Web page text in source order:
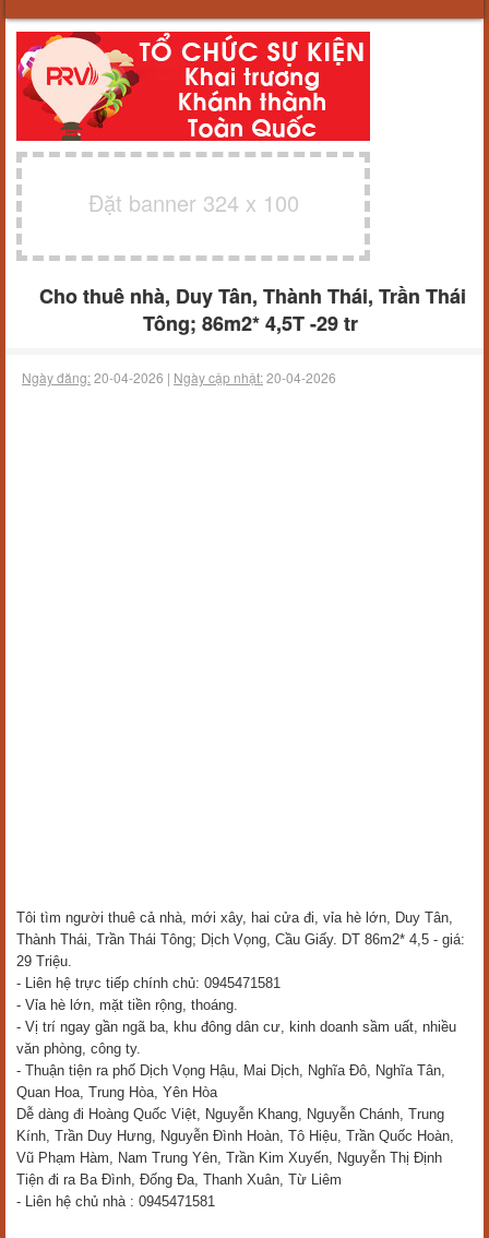
Đặt banner 324 x 100
Cho thuê nhà, Duy Tân, Thành Thái, Trần Thái
Tông; 86m2* 4,5T -29 tr
Ngày đăng:20-04-2026 | Ngày cập nhật:20-04-2026
Tôi tìm người thuê cả nhà, mới xây, hai cửa đi, vỉa hè lớn, Duy Tân,
Thành Thái, Trần Thái Tông; Dịch Vọng, Cầu Giấy. DT 86m2* 4,5 - giá:
29 Triệu.
- Liên hệ trực tiếp chính chủ: 0945471581
- Vỉa hè lớn, mặt tiền rộng, thoáng.
- Vị trí ngay gần ngã ba, khu đông dân cư, kinh doanh sầm uất, nhiều
văn phòng, công ty.
- Thuận tiện ra phố Dịch Vọng Hậu, Mai Dịch, Nghĩa Đô, Nghĩa Tân,
Quan Hoa, Trung Hòa, Yên Hòa
Dễ dàng đi Hoàng Quốc Việt, Nguyễn Khang, Nguyễn Chánh, Trung
Kính, Trần Duy Hưng, Nguyễn Đình Hoàn, Tô Hiệu, Trần Quốc Hoàn,
Vũ Phạm Hàm, Nam Trung Yên, Trần Kim Xuyến, Nguyễn Thị Định
Tiện đi ra Ba Đình, Đống Đa, Thanh Xuân, Từ Liêm
- Liên hệ chủ nhà : 0945471581